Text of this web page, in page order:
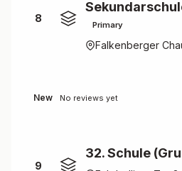
8
Primary
Falkenberger
New No reviews yet
9
32. Schule